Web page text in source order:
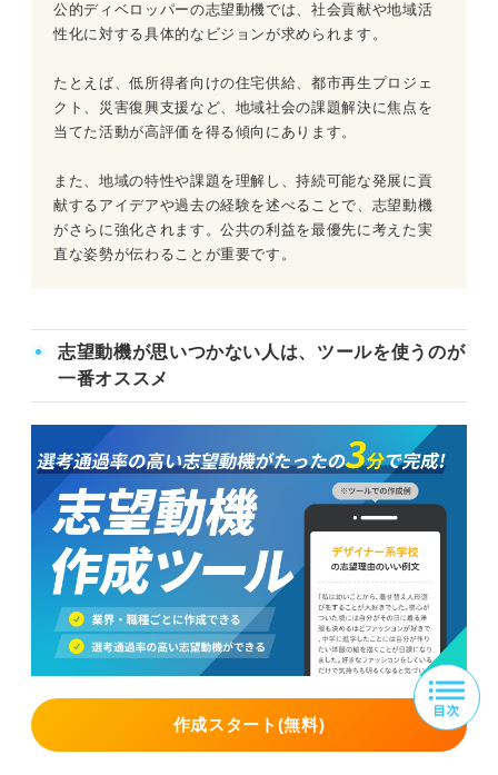
公的ディベロッパーの志望動機では、社会貢献や地域活
性化に対する具体的なビジョンが求められます。
たとえば、低所得者向けの住宅供給、都市再生プロジェ
クト、災害復興支援など、地域社会の課題解決に焦点を
当てた活動が高評価を得る傾向にあります。
また、地域の特性や課題を理解し、持続可能な発展に貢
献するアイデアや過去の経験を述べることで、志望動機
がさらに強化されます。公共の利益を最優先に考えた実
直な姿勢が伝わることが重要です。
志望動機が思いつかない人は、ツールを使うのが
一番オススメ
作成スタート(無料)